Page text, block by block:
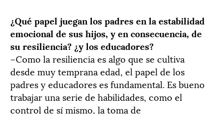
¿Qué papel juegan los padres en la estabilidad
emocional de sus hijos, y en consecuencia, de
su resiliencia? ¿y los educadores?
–Como la resiliencia es algo que se cultiva
desde muy temprana edad, el papel de los
padres y educadores es fundamental. Es bueno
trabajar una serie de habilidades, como el
control de sí mismo, la toma de